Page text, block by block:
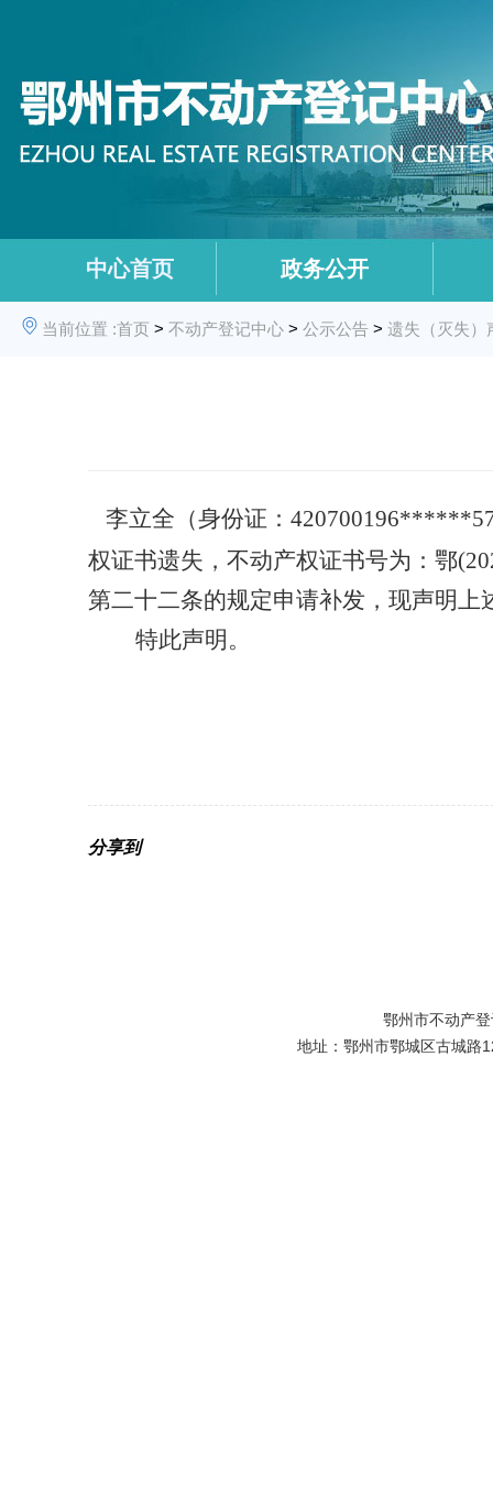
中心首页 政务公开
当前位置 :首页 > 不动产登记中心 > 公示公告 > 遗失（灭失）
李立全 （身份证：
权证书遗失，不动产权证书号为： 鄂
第二十二条的规定申请补发，现声明上
特此声明。
分享到
鄂州市不动产
地址：鄂州市鄂城区古城路